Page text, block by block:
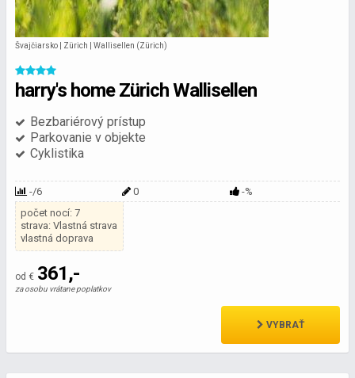
Švajčiarsko | Zürich | Wallisellen (Zürich)
harry's home Zürich Wallisellen
Bezbariérový prístup
Parkovanie v objekte
Cyklistika
-/6 0
-%
počet nocí: 7
strava: Vlastná strava
vlastná doprava
od € 361,-
za osobu vrátane poplatkov
VYBRAŤ